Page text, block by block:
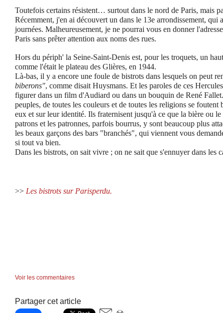
Toutefois certains résistent… surtout dans le nord de Paris, mais
Récemment, j'en ai découvert un dans le 13e arrondissement, qui
journées. Malheureusement, je ne pourrai vous en donner
Paris sans prêter attention aux noms des rues.
Hors du périph' la Seine-Saint-Denis est, pour les troquets, un
comme l'était le plateau des Glières, en 1944.
Là-bas, il y a encore une foule de bistrots dans lesquels on peut
biberons", comme disait Huysmans. Et les paroles de ces
figurer dans un film d'Audiard ou dans un bouquin de René
peuples, de toutes les couleurs et de toutes les religions se
eux et sur leur identité. Ils fraternisent jusqu'à ce que la bière ou
patrons et les patronnes, parfois bourrus, y sont beaucoup plus
les beaux garçons des bars "branchés", qui viennent vous
si tout va bien.
Dans les bistrots, on sait vivre ; on ne sait que s'ennuyer dans les
>> Les bistrots sur Parisperdu.
Voir les commentaires
Partager cet article